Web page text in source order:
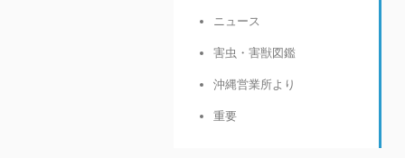
ニュース
害虫・害獣図鑑
沖縄営業所より
重要